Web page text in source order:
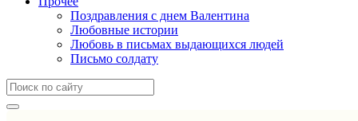
Поздравления с днем Валентина
Любовные истории
Любовь в письмах выдающихся людей
Письмо солдату